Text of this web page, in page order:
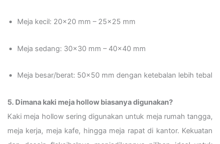
Meja kecil: 20×20 mm – 25×25 mm
Meja sedang: 30×30 mm – 40×40 mm
Meja besar/berat: 50×50 mm dengan ketebalan lebih tebal
5. Dimana kaki meja hollow biasanya digunakan?
Kaki meja hollow sering digunakan untuk meja rumah tangga,
meja kerja, meja kafe, hingga meja rapat di kantor. Kekuatan